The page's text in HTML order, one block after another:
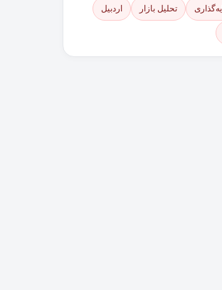
تحلیل بازار اردبیل